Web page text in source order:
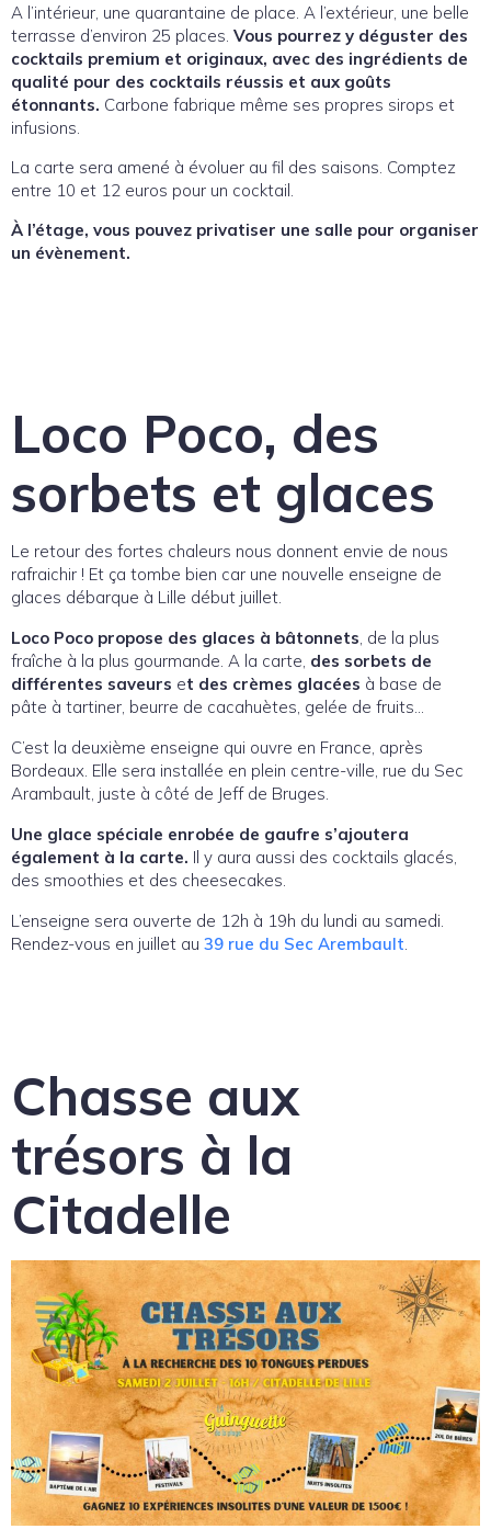
A l’intérieur, une quarantaine de place. A l’extérieur, une belle
terrasse d’environ 25 places. Vous pourrez y déguster des
cocktails premium et originaux, avec des ingrédients de
qualité pour des cocktails réussis et aux goûts
étonnants. Carbone fabrique même ses propres sirops et
infusions.
La carte sera amené à évoluer au fil des saisons. Comptez
entre 10 et 12 euros pour un cocktail.
À l’étage, vous pouvez privatiser une salle pour organiser
un évènement.
Loco Poco, des
sorbets et glaces
Le retour des fortes chaleurs nous donnent envie de nous
rafraichir ! Et ça tombe bien car une nouvelle enseigne de
glaces débarque à Lille début juillet.
Loco Poco propose des glaces à bâtonnets , de la plus
fraîche à la plus gourmande. A la carte, des sorbets de
différentes saveurs et des crèmes glacées à base de
pâte à tartiner, beurre de cacahuètes, gelée de fruits…
C’est la deuxième enseigne qui ouvre en France, après
Bordeaux. Elle sera installée en plein centre-ville, rue du Sec
Arambault, juste à côté de Jeff de Bruges.
Une glace spéciale enrobée de gaufre s’ajoutera
également à la carte. Il y aura aussi des cocktails glacés,
des smoothies et des cheesecakes.
L’enseigne sera ouverte de 12h à 19h du lundi au samedi.
Rendez-vous en juillet au 39 rue du Sec Arembault
Chasse aux
trésors à la
Citadelle